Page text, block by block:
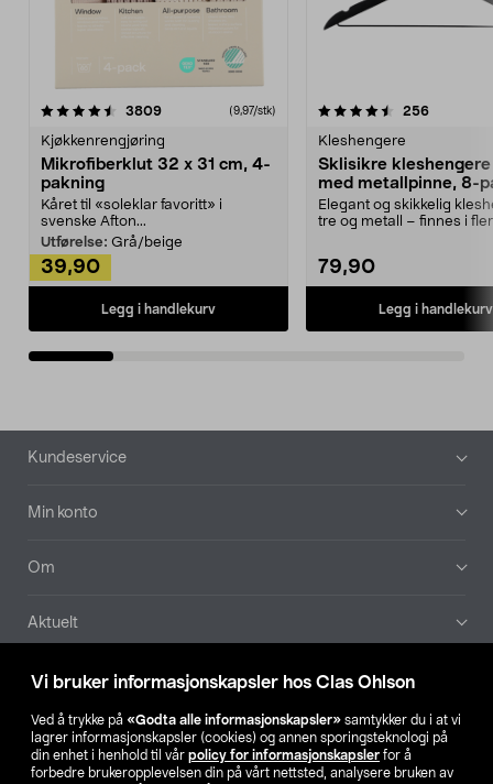
Vi bruker informasjonskapsler hos Clas Ohlson
Ved å trykke på «Godta alle informasjonskapsler» samtykker du i at vi
lagrer informasjonskapsler (cookies) og annen sporingsteknologi på
din enhet i henhold til vår policy for informasjonskapsler for å
forbedre brukeropplevelsen din på vårt nettsted, analysere bruken av
3809anmeldelser(9,97/stk)
Kjøkkenrengjøring
Mikrofiberklut 32 x 31 cm, 4-
pakning
Kåret til «soleklar favoritt» i
svenske Afton...
Utførelse: Grå/beige
39,90
Legg i handlekurv
4.5av 5 stjerner 256
Kleshengere
Sklisikre
med metallpinne, 8-
Elegant og skikkelig
tre og metall – finnes i
79,90
Legg i handlekurv
4.5av 5 stjerner
Bunntekst
Kundeservice
Min konto
Om
Aktuelt
Våre selskaper
Finn din butikk